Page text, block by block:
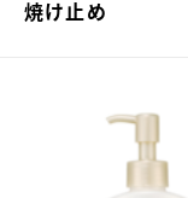
焼け止め